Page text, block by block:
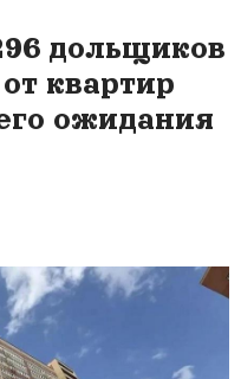
дольщиков
квартир
ожидания